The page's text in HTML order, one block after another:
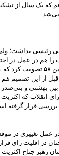
هم که یک سال از
طالقانی (در ۱۹ شهریور ۵۸) به طور رسمی رئیسی
را هم در عمل در
بدون آن‌که به طور رسمی رئیس شورا باشد. ولی شورای انقلاب در نیمه
از این تصمیم هم
بهشتی و
که اکثریت
بررسی قرار گرفته
عمل تغییری در
در اقلیت رای
رهبر جناح